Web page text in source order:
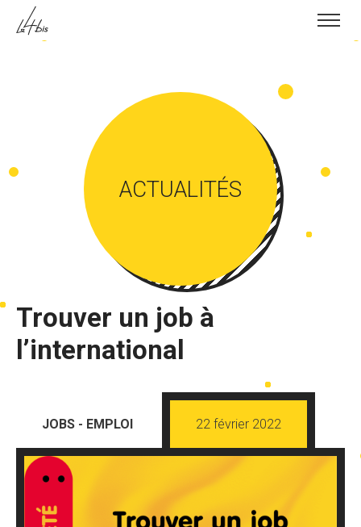
Skip to content
ACTUALITÉS
Trouver un job à
l’international
JOBS - EMPLOI 22 février 2022